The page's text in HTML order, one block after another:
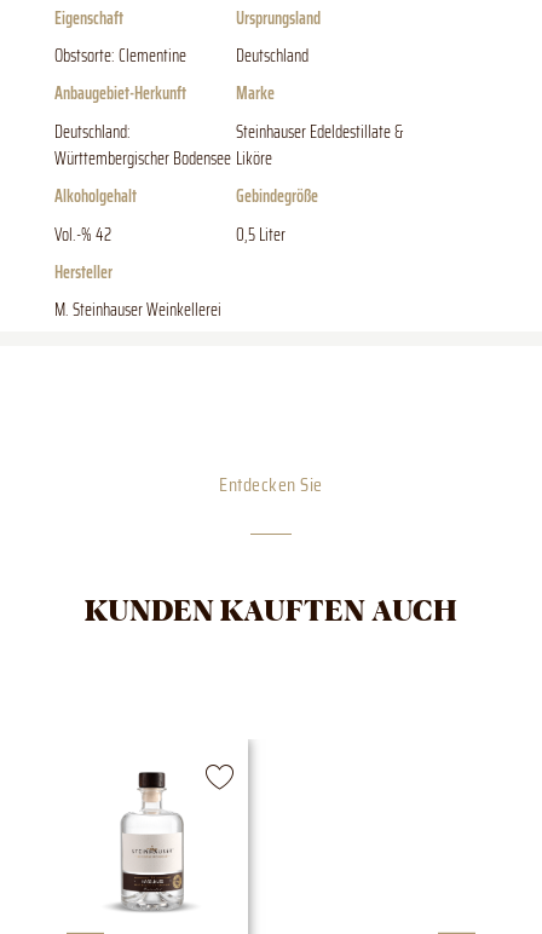
Eigenschaft
Obstsorte: Clementine
Ursprungsland
Deutschland
Anbaugebiet-Herkunft
Deutschland:
Württembergischer Bodensee
Marke
Steinhauser Edeldestillate &
Liköre
Alkoholgehalt
Vol.-% 42
Gebindegröße
0,5 Liter
Hersteller
M. Steinhauser Weinkellerei
Entdecken Sie
KUNDEN KAUFTEN AUCH